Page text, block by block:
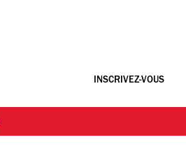
INSCRIVEZ-VOUS